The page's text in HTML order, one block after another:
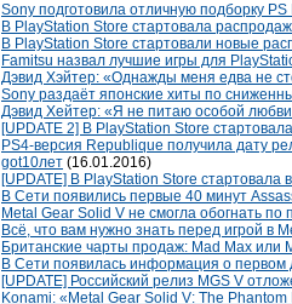
Sony подготовила отличную подборку
В PlayStation Store стартовала
В PlayStation Store стартовали новые
Famitsu назвал лучшие игры для
Дэвид Хэйтер: «Однажды меня едва не
Sony раздаёт японские хиты по
Дэвид Хейтер: «Я не питаю особой
[UPDATE 2] В PlayStation Store
PS4-версия Republique получила дату
got10лет (16.01.2016)
[UPDATE] В PlayStation Store стартовала
В Сети появились первые 40 минут
Metal Gear Solid V не смогла обогнать
Всё, что вам нужно знать перед игрой в
Британские чарты продаж: Mad Max или
В Сети появилась информация о первом
[UPDATE] Российский релиз MGS V
Konami: «Metal Gear Solid V: The Phantom